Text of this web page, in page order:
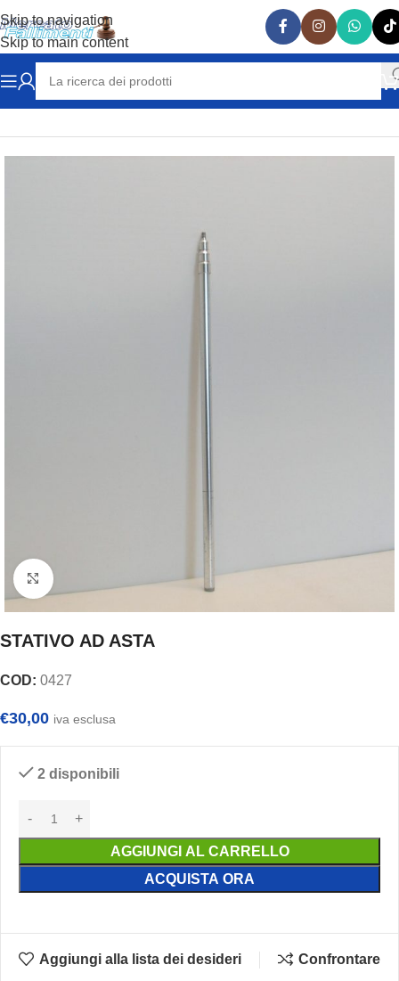
Skip to navigation
Skip to main content
Home FOTOGRAFIA SUPPORTI E ACCESSORI
Clicca per ingrandire
STATIVO AD ASTA
COD: 0427
€30,00 iva esclusa
2 disponibili
AGGIUNGI AL CARRELLO
ACQUISTA ORA
Aggiungi alla lista dei desideri Confrontare